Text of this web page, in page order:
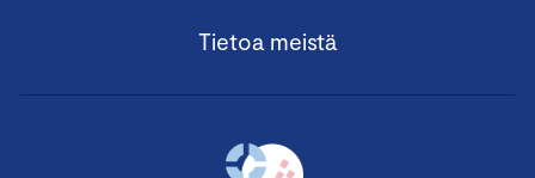
Tietoa meistä